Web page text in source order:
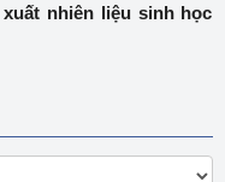
nhiên liệu sinh học